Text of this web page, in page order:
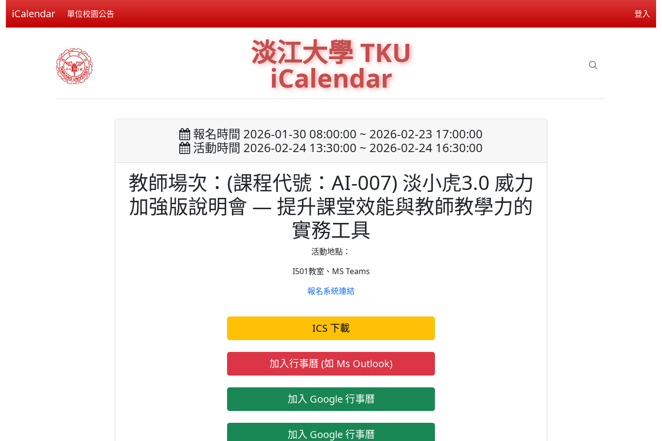
iCalendar 單位校園公告 登入
淡江大學 TKU
iCalendar
報名時間 2026-01-30 08:00:00 ~ 2026-02-23 17:00:00
活動時間 2026-02-24 13:30:00 ~ 2026-02-24 16:30:00
教師場次：(課程代號：AI-007) 淡小虎3.0 威力
加強版說明會 — 提升課堂效能與教師教學力的
實務工具
活動地點：
I501教室、MS Teams
報名系統連結
ICS 下載
加入行事曆 (如 Ms Outlook)
加入 Google 行事曆
加入 Google 行事曆